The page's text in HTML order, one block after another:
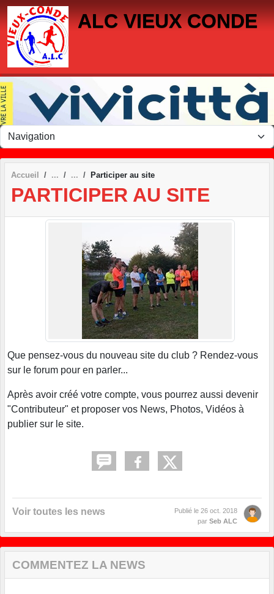
ALC VIEUX CONDE
Accueil Participer au site
PARTICIPER AU SITE
Que pensez-vous du nouveau site du club ? Rendez-vous
sur le forum pour en parler...
Après avoir créé votre compte, vous pourrez aussi devenir
"Contributeur" et proposer vos News, Photos, Vidéos à
publier sur le site.
Voir toutes les news Publié le 26 oct. 2018
par Seb ALC
COMMENTEZ LA NEWS
Panneau de gestion des cookies